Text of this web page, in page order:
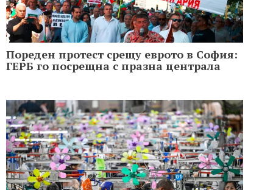
Пореден протест срещу еврото в София:
ГЕРБ го посрещна с празна централа